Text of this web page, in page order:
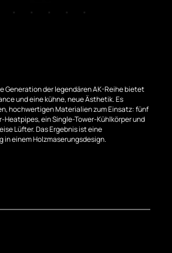
Generation der legendären AK-Reihe bietet
und eine kühne, neue Ästhetik. Es
hochwertigen Materialien zum Einsatz: fünf
ein Single-Tower-Kühlkörper und
Lüfter. Das Ergebnis ist eine
in einem Holzmaserungsdesign.